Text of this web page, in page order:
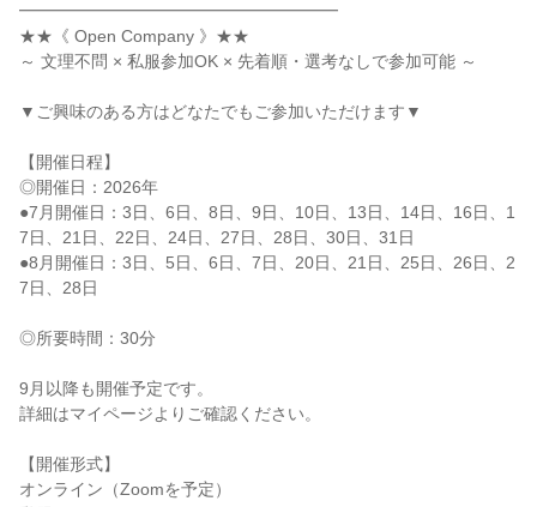
━━━━━━━━━━━━━━━━━━━
★★《 Open Company 》★★
～ 文理不問 × 私服参加OK × 先着順・選考なしで参加可能 ～
▼ご興味のある方はどなたでもご参加いただけます▼
【開催日程】
◎開催日：2026年
●7月開催日：3日、6日、8日、9日、10日、13日、14日、16日、1
7日、21日、22日、24日、27日、28日、30日、31日
●8月開催日：3日、5日、6日、7日、20日、21日、25日、26日、2
7日、28日
◎所要時間：30分
9月以降も開催予定です。
詳細はマイページよりご確認ください。
【開催形式】
オンライン（Zoomを予定）